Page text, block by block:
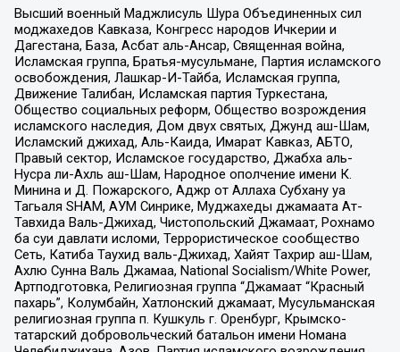
Высший военный Маджлисуль Шура Объединенных сил
моджахедов Кавказа, Конгресс народов Ичкерии и
Дагестана, База, Асбат аль-Ансар, Священная война,
Исламская группа, Братья-мусульмане, Партия исламского
освобождения, Лашкар-И-Тайба, Исламская группа,
Движение Талибан, Исламская партия Туркестана,
Общество социальных реформ, Общество возрождения
исламского наследия, Дом двух святых, Джунд аш-Шам,
Исламский джихад, Аль-Каида, Имарат Кавказ, АБТО,
Правый сектор, Исламское государство, Джабха аль-
Нусра ли-Ахль аш-Шам, Народное ополчение имени К.
Минина и Д. Пожарского, Аджр от Аллаха Субхану уа
Тагьаля SHAM, АУМ Синрике, Муджахеды джамаата Ат-
Тавхида Валь-Джихад, Чистопольский Джамаат, Рохнамо
ба суи давлати исломи, Террористическое сообщество
Сеть, Катиба Таухид валь-Джихад, Хайят Тахрир аш-Шам,
Ахлю Сунна Валь Джамаа, National Socialism/White Power,
Артподготовка, Религиозная группа “Джамаат “Красный
пахарь”, Колумбайн, Хатлонский джамаат, Мусульманская
религиозная группа п. Кушкуль г. Оренбург, Крымско-
татарский добровольческий батальон имени Номана